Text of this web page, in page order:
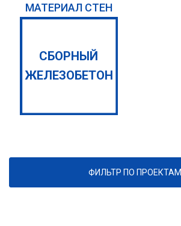
МАТЕРИАЛ СТЕН
СБОРНЫЙ
ЖЕЛЕЗОБЕТОН
ФИЛЬТР ПО ПРОЕКТАМ